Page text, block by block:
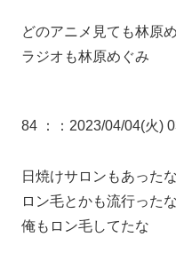
どのアニメ見ても林原
ラジオも林原めぐみ
84 ： ：2023/04/04(火)
日焼けサロンもあったな
ロン毛とかも流行ったな
俺もロン毛してたな